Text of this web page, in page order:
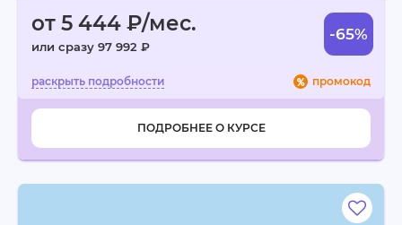
от 5 444 ₽/мес.
или сразу 97 992 ₽
-65%
промокод
ПОДРОБНЕЕ О КУРСЕ